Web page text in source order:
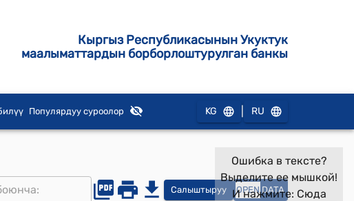
Кыргыз Республикасынын Укуктук
маалыматтардын борборлоштурулган банкы
Популярдуу суроолор KG RU
Салыштыруу OPEN DATA
Ошибка в тексте?
Выделите ее мышкой!
И нажмите: Сюда